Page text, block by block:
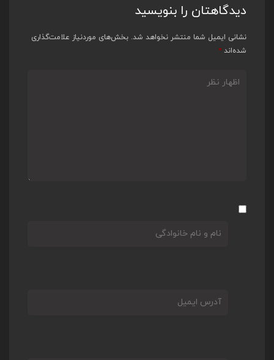
دیدگاهتان را بنویسید
نشانی ایمیل شما منتشر نخواهد شد. بخش‌های موردنیاز علامت‌گذاری
شده‌اند *